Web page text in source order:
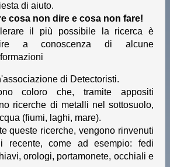
di aiuto.
cosa non dire e cosa non fare!
il più possibile la ricerca è
a conoscenza di alcune
di Detectoristi.
coloro che, tramite appositi
ricerche di metalli nel sottosuolo,
(fiumi, laghi, mare).
queste ricerche, vengono rinvenuti
recente, come ad esempio: fedi
orologi, portamonete, occhiali e